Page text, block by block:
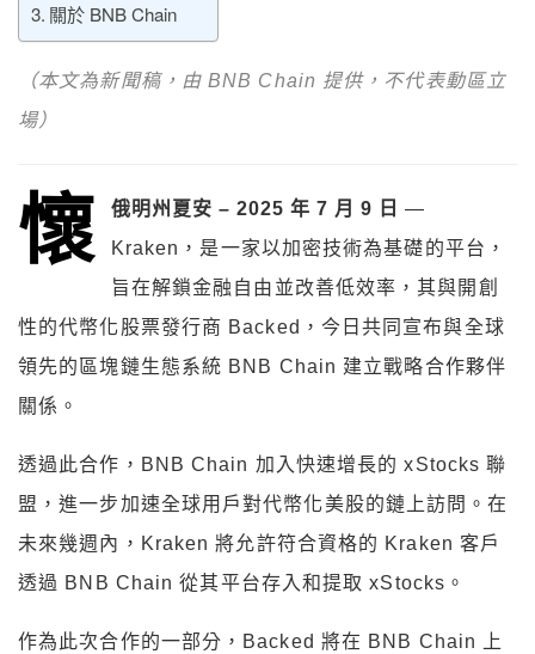
關於 BNB Chain
（本文為新聞稿，由 BNB Chain 提供，不代表動區立
場）
懷 俄明州夏安 – 2025 年 7 月 9 日 —
Kraken，是一家以加密技術為基礎的平台，
旨在解鎖金融自由並改善低效率，其與開創
性的代幣化股票發行商 Backed，今日共同宣布與全球
領先的區塊鏈生態系統 BNB Chain 建立戰略合作夥伴
關係。
透過此合作，BNB Chain 加入快速增長的 xStocks 聯
盟，進一步加速全球用戶對代幣化美股的鏈上訪問。在
未來幾週內，Kraken 將允許符合資格的 Kraken 客戶
透過 BNB Chain 從其平台存入和提取 xStocks。
作為此次合作的一部分，Backed 將在 BNB Chain 上